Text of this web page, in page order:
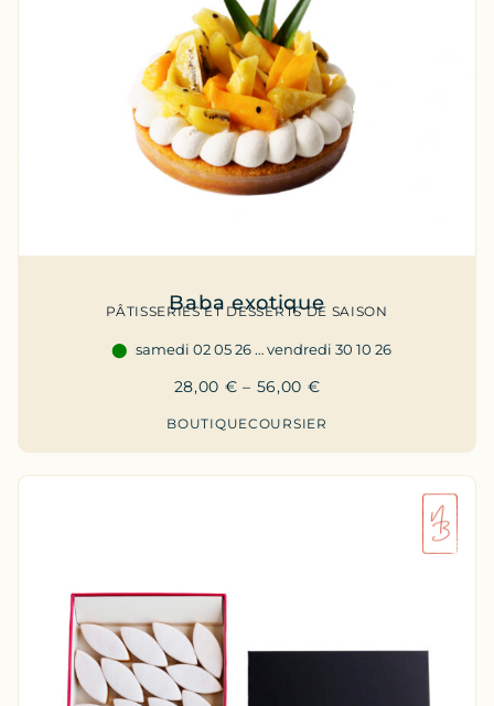
Baba exotique
PÂTISSERIES ET DESSERTS DE SAISON
samedi 02 05 26 … vendredi 30 10 26
28,00 € – 56,00 €
BOUTIQUECOURSIER